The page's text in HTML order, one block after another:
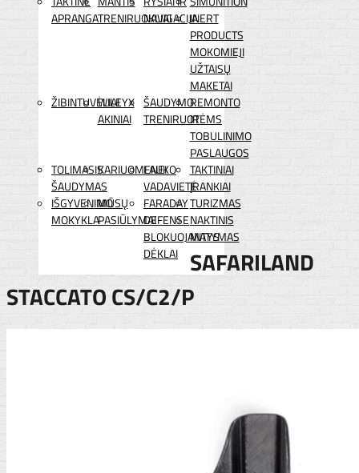
APRANGATRENIRUOKLIAINAVIGACIJAINERT
PRODUCTS
MOKOMIEJI
UŽTAISŲ
MAKETAI
ŽIBINTUVĖLIAI
WILEYX
AKINIAI
ŠAUDYMO
TRENIRUOTĖMS
REMONTO
IR
TOBULINIMO
PASLAUGOS
TOLIMASIS
ŠAUDYMAS
KARIUOMENEI
LAUKO
VADAVIETĖ
TAKTINIAI
ĮRANKIAI
IŠGYVENIMO
MOKYKLA
MŪSŲ
PASIŪLYMAI
FARADAY
DEFENSE
BLOKUOJANTYS
DĖKLAI
TURIZMAS
NAKTINIS
MATYMAS
SAFARILAND
STACCATO CS/C2/P